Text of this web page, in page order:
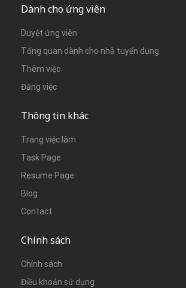
Dành cho ứng viên
Duyệt ứng viên
Tổng quan dành cho nhà tuyển dụng
Thêm việc
Đăng việc
Thông tin khác
Trang việc làm
Task Page
Resume Page
Blog
Contact
Chính sách
Chính sách
Điều khoản sử dụng